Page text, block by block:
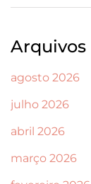
Arquivos
agosto 2026
julho 2026
abril 2026
março 2026